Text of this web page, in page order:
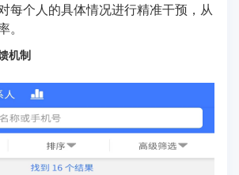
每个人的具体情况进行精准干预，从
机制